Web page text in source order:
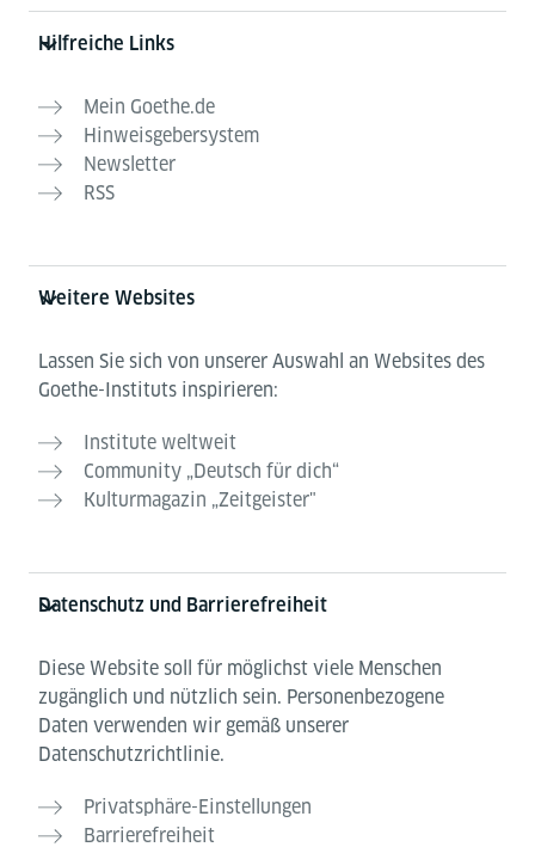
Hilfreiche Links
Mein Goethe.de
Hinweisgebersystem
Newsletter
RSS
Weitere Websites
Lassen Sie sich von unserer Auswahl an Websites des
Goethe-Instituts inspirieren:
Institute weltweit
Community „Deutsch für dich“
Kulturmagazin „Zeitgeister"
Datenschutz und Barrierefreiheit
Diese Website soll für möglichst viele Menschen
zugänglich und nützlich sein. Personenbezogene
Daten verwenden wir gemäß unserer
Datenschutzrichtlinie.
Privatsphäre-Einstellungen
Barrierefreiheit